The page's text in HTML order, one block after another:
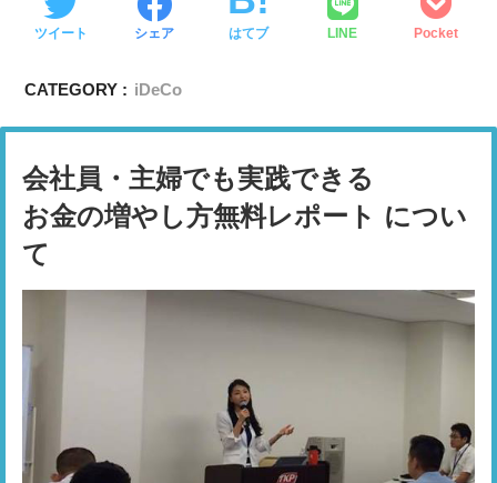
ツイート シェア はてブ LINE Pocket
CATEGORY : iDeCo
会社員・主婦でも実践できる
お金の増やし方無料レポート につい
て